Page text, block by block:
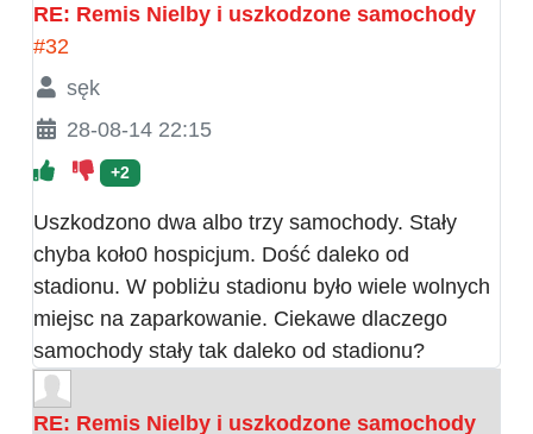
RE: Remis Nielby i uszkodzone samochody
#32
sęk
28-08-14 22:15
+2
Uszkodzono dwa albo trzy samochody. Stały
chyba koło0 hospicjum. Dość daleko od
stadionu. W pobliżu stadionu było wiele wolnych
miejsc na zaparkowanie. Ciekawe dlaczego
samochody stały tak daleko od stadionu?
RE: Remis Nielby i uszkodzone samochody